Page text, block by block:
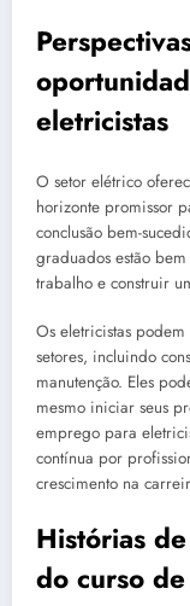
eletricistas
O setor elétrico
horizonte promissor
conclusão bem-
graduados estão
trabalho e construir
Os eletricistas
setores, incluindo
manutenção. Eles
mesmo iniciar seus
emprego para
contínua por
crescimento na
Histórias
do curso